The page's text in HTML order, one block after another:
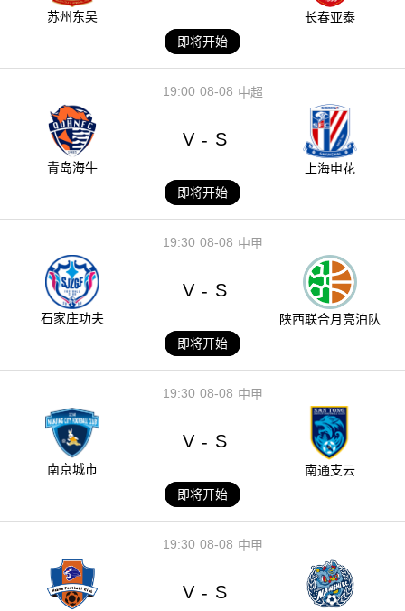
苏州东吴
长春亚泰
即将开始
08-08
19:00 中超
青岛海牛
V - S
上海申花
即将开始
08-08
19:30 中甲
石家庄功夫
V - S
陕西联合月亮泊队
即将开始
08-08
19:30 中甲
南京城市
V - S
南通支云
即将开始
08-08
19:30 中甲
V - S